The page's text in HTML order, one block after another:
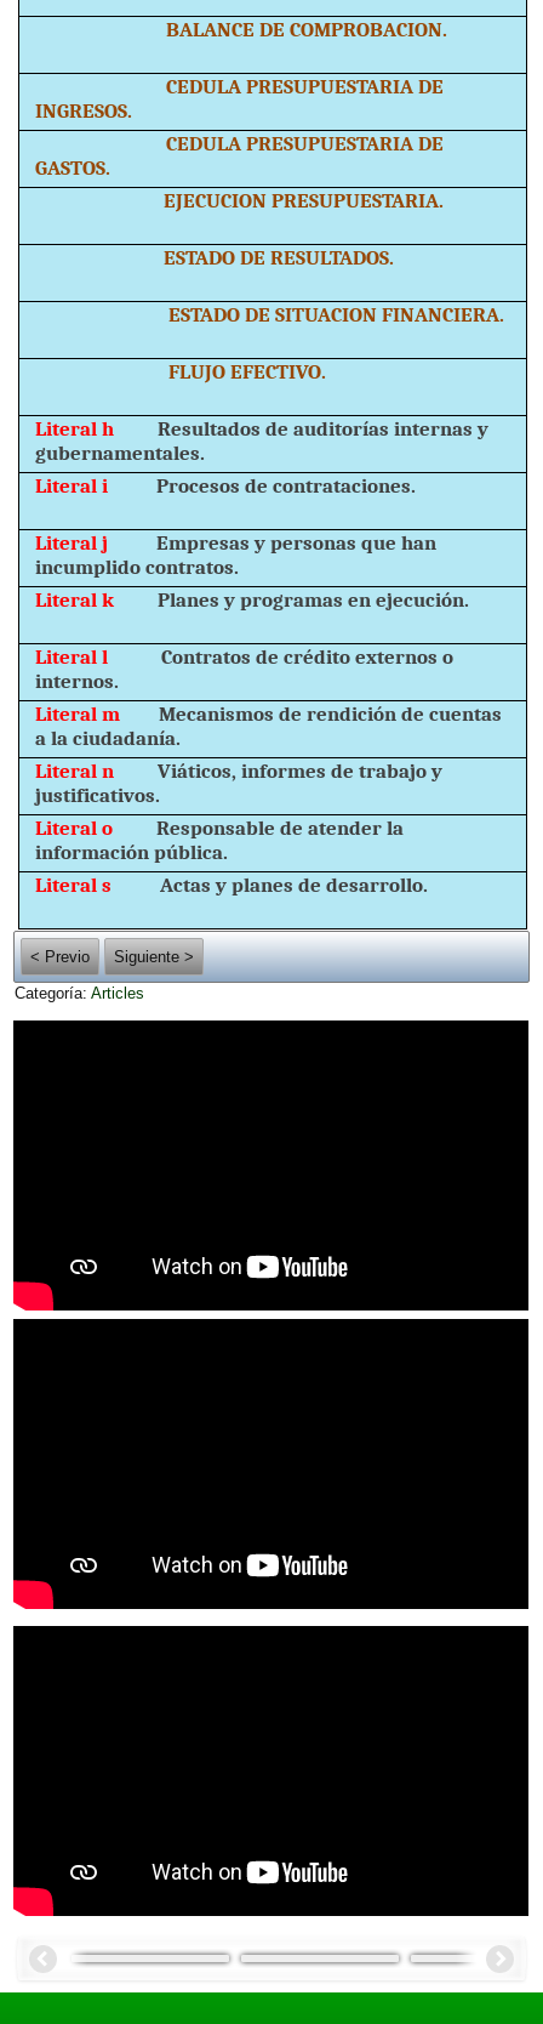
BALANCE DE COMPROBACION.
CEDULA PRESUPUESTARIA DE
INGRESOS.
CEDULA PRESUPUESTARIA DE
GASTOS.
EJECUCION PRESUPUESTARIA.
ESTADO DE RESULTADOS.
ESTADO DE SITUACION FINANCIERA.
FLUJO EFECTIVO.
Literal h Resultados de auditorías internas y
gubernamentales.
Literal i Procesos de contrataciones.
Literal j Empresas y personas que han
incumplido contratos.
Literal k Planes y programas en ejecución.
Literal l Contratos de crédito externos o
internos.
Literal m Mecanismos de rendición de cuentas
a la ciudadanía.
Literal n Viáticos, informes de trabajo y
justificativos.
Literal o Responsable de atender la
información pública.
Literal s Actas y planes de desarrollo.
< Previo
Siguiente >
Categoría:Articles